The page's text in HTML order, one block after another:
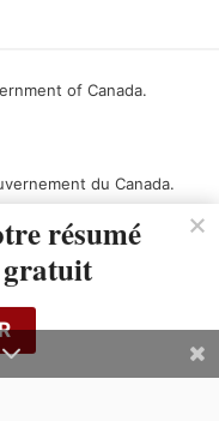
of Canada.
du Canada.
résumé